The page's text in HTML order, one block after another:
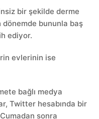
bir şekilde derme
dönemde bununla baş
ediyor.
evlerinin ise
bağlı medya
Twitter hesabında bir
sonra